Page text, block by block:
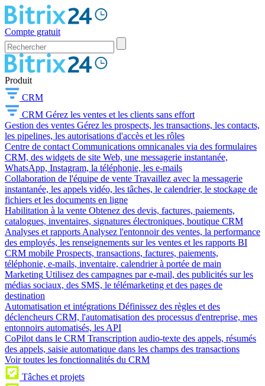
Compte gratuit
Produit
CRM
CRM Gérez les ventes et les clients sans effort
Gestion des ventes Gérez les prospects, les transactions, les contacts,
les pipelines, les autorisations d'accès et les rôles
Centre de contact Communications omnicanales via des formulaires
CRM, des widgets de site Web, une messagerie instantanée,
WhatsApp, Instagram, la téléphonie, les e-mails
Collaboration de l'équipe de vente Travaillez avec la messagerie
instantanée, les appels vidéo, les tâches, le calendrier, le stockage de
fichiers et les documents en ligne
Habilitation à la vente Obtenez des devis, factures, paiements,
catalogues, inventaires, signatures électroniques, boutique CRM
Analyses et rapports Analysez l'entonnoir des ventes, la performance
des employés, les renseignements sur les ventes et les rapports BI
CRM mobile Prospects, transactions, factures, paiements,
téléphonie, e-mails, inventaire, calendrier à portée de main
Marketing Utilisez des campagnes par e-mail, des publicités sur les
médias sociaux, des SMS, le télémarketing et des pages de
destination
Automatisation et intégrations Définissez des règles et des
déclencheurs CRM, l'automatisation des processus d'entreprise, mes
entonnoirs automatisés, les API
CoPilot dans le CRM Transcription audio-texte des appels, résumés
des appels, saisie automatique dans les champs des transactions
Voir toutes les fonctionnalités du CRM
Tâches et projets